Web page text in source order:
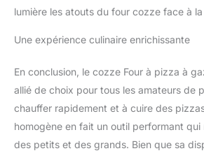
lumière les atouts du four cozze face à
Une expérience culinaire enrichissante
En conclusion, le cozze Four à pizza à
allié de choix pour tous les amateurs de
chauffer rapidement et à cuire des
homogène en fait un outil performant qui
des petits et des grands. Bien que sa